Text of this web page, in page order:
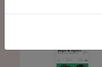
PRODUCTO